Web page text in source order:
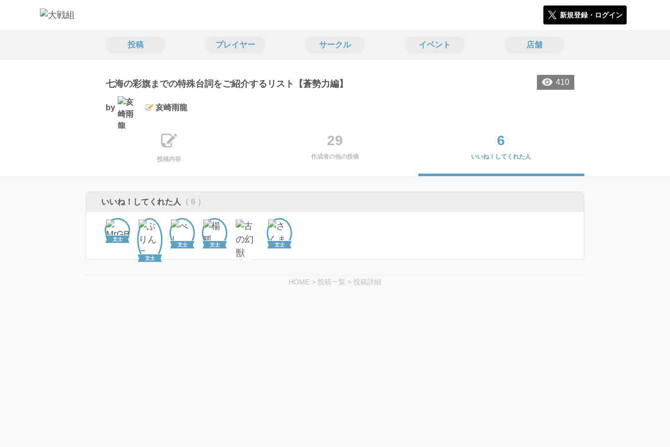
新規登録・ログイン
投稿 プレイヤー サークル イベント 店舗
410
七海の彩旗までの特殊台詞をご紹介するリスト【蒼勢力編】
by 亥崎雨龍
投稿内容
29
作成者の他の投稿
6
いいね！してくれた人
いいね！してくれた人 （ 6 ）
文士
文士
文士 文士 文士
HOME > 投稿一覧 > 投稿詳細